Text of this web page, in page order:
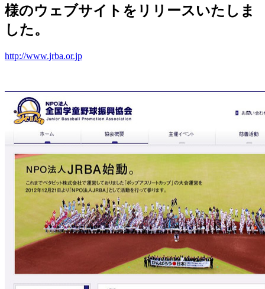
様のウェブサイトをリリースいたしま
した。
http://www.jrba.or.jp